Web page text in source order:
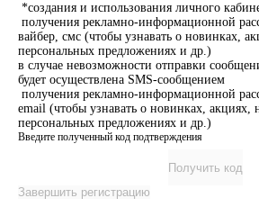
*создания и использования личного
получения рекламно-информационной
вайбер, смс (чтобы узнавать о новинках,
персональных предложениях и др.)
в случае невозможности отправки
будет осуществлена SMS-сообщением
получения рекламно-информационной
email (чтобы узнавать о новинках, акциях,
персональных предложениях и др.)
Введите полученный код подтверждения
Получить код
Завершить регистрацию